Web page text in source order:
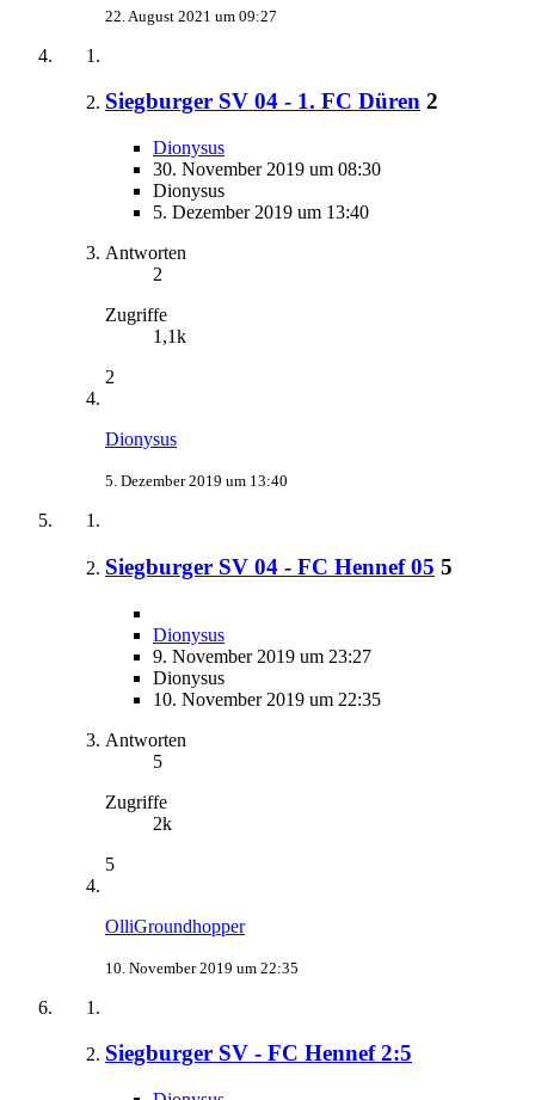
22. August 2021 um 09:27
Siegburger SV 04 - 1. FC Düren 2
Dionysus
30. November 2019 um 08:30
Dionysus
5. Dezember 2019 um 13:40
Antworten
2
Zugriffe
1,1k
2
Dionysus
5. Dezember 2019 um 13:40
Siegburger SV 04 - FC Hennef 05 5
Dionysus
9. November 2019 um 23:27
Dionysus
10. November 2019 um 22:35
Antworten
5
Zugriffe
2k
5
OlliGroundhopper
10. November 2019 um 22:35
Siegburger SV - FC Hennef 2:5